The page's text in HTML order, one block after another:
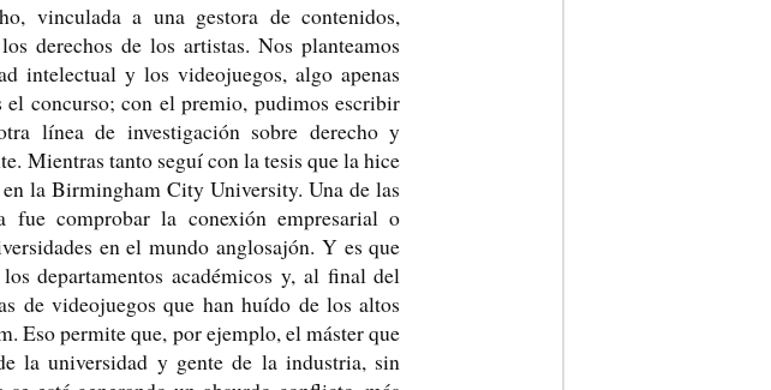
vinculada a una gestora de contenidos,
derechos de los artistas. Nos planteamos
intelectual y los videojuegos, algo apenas
el concurso; con el premio, pudimos escribir
línea de investigación sobre derecho y
Mientras tanto seguí con la tesis que la hice
la Birmingham City University. Una de las
fue comprobar la conexión empresarial o
en el mundo anglosajón. Y es que
departamentos académicos y, al final del
de videojuegos que han huído de los altos
Eso permite que, por ejemplo, el máster que
la universidad y gente de la industria, sin